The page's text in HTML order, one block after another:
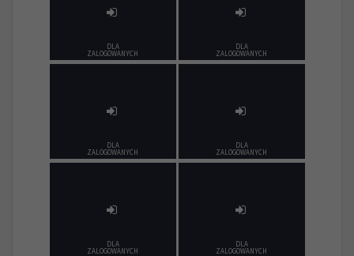
DLA
ZALOGOWANYCH
DLA
ZALOGOWANYCH
DLA
ZALOGOWANYCH
DLA
ZALOGOWANYCH
DLA
ZALOGOWANYCH
DLA
ZALOGOWANYCH